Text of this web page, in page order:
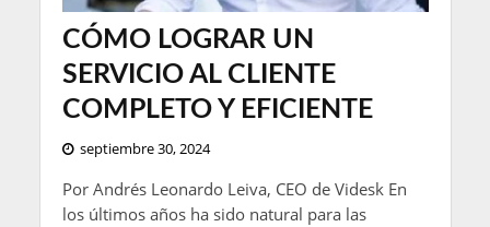
CÓMO LOGRAR UN
SERVICIO AL CLIENTE
COMPLETO Y EFICIENTE
septiembre 30, 2024
Por Andrés Leonardo Leiva, CEO de Videsk En
los últimos años ha sido natural para las